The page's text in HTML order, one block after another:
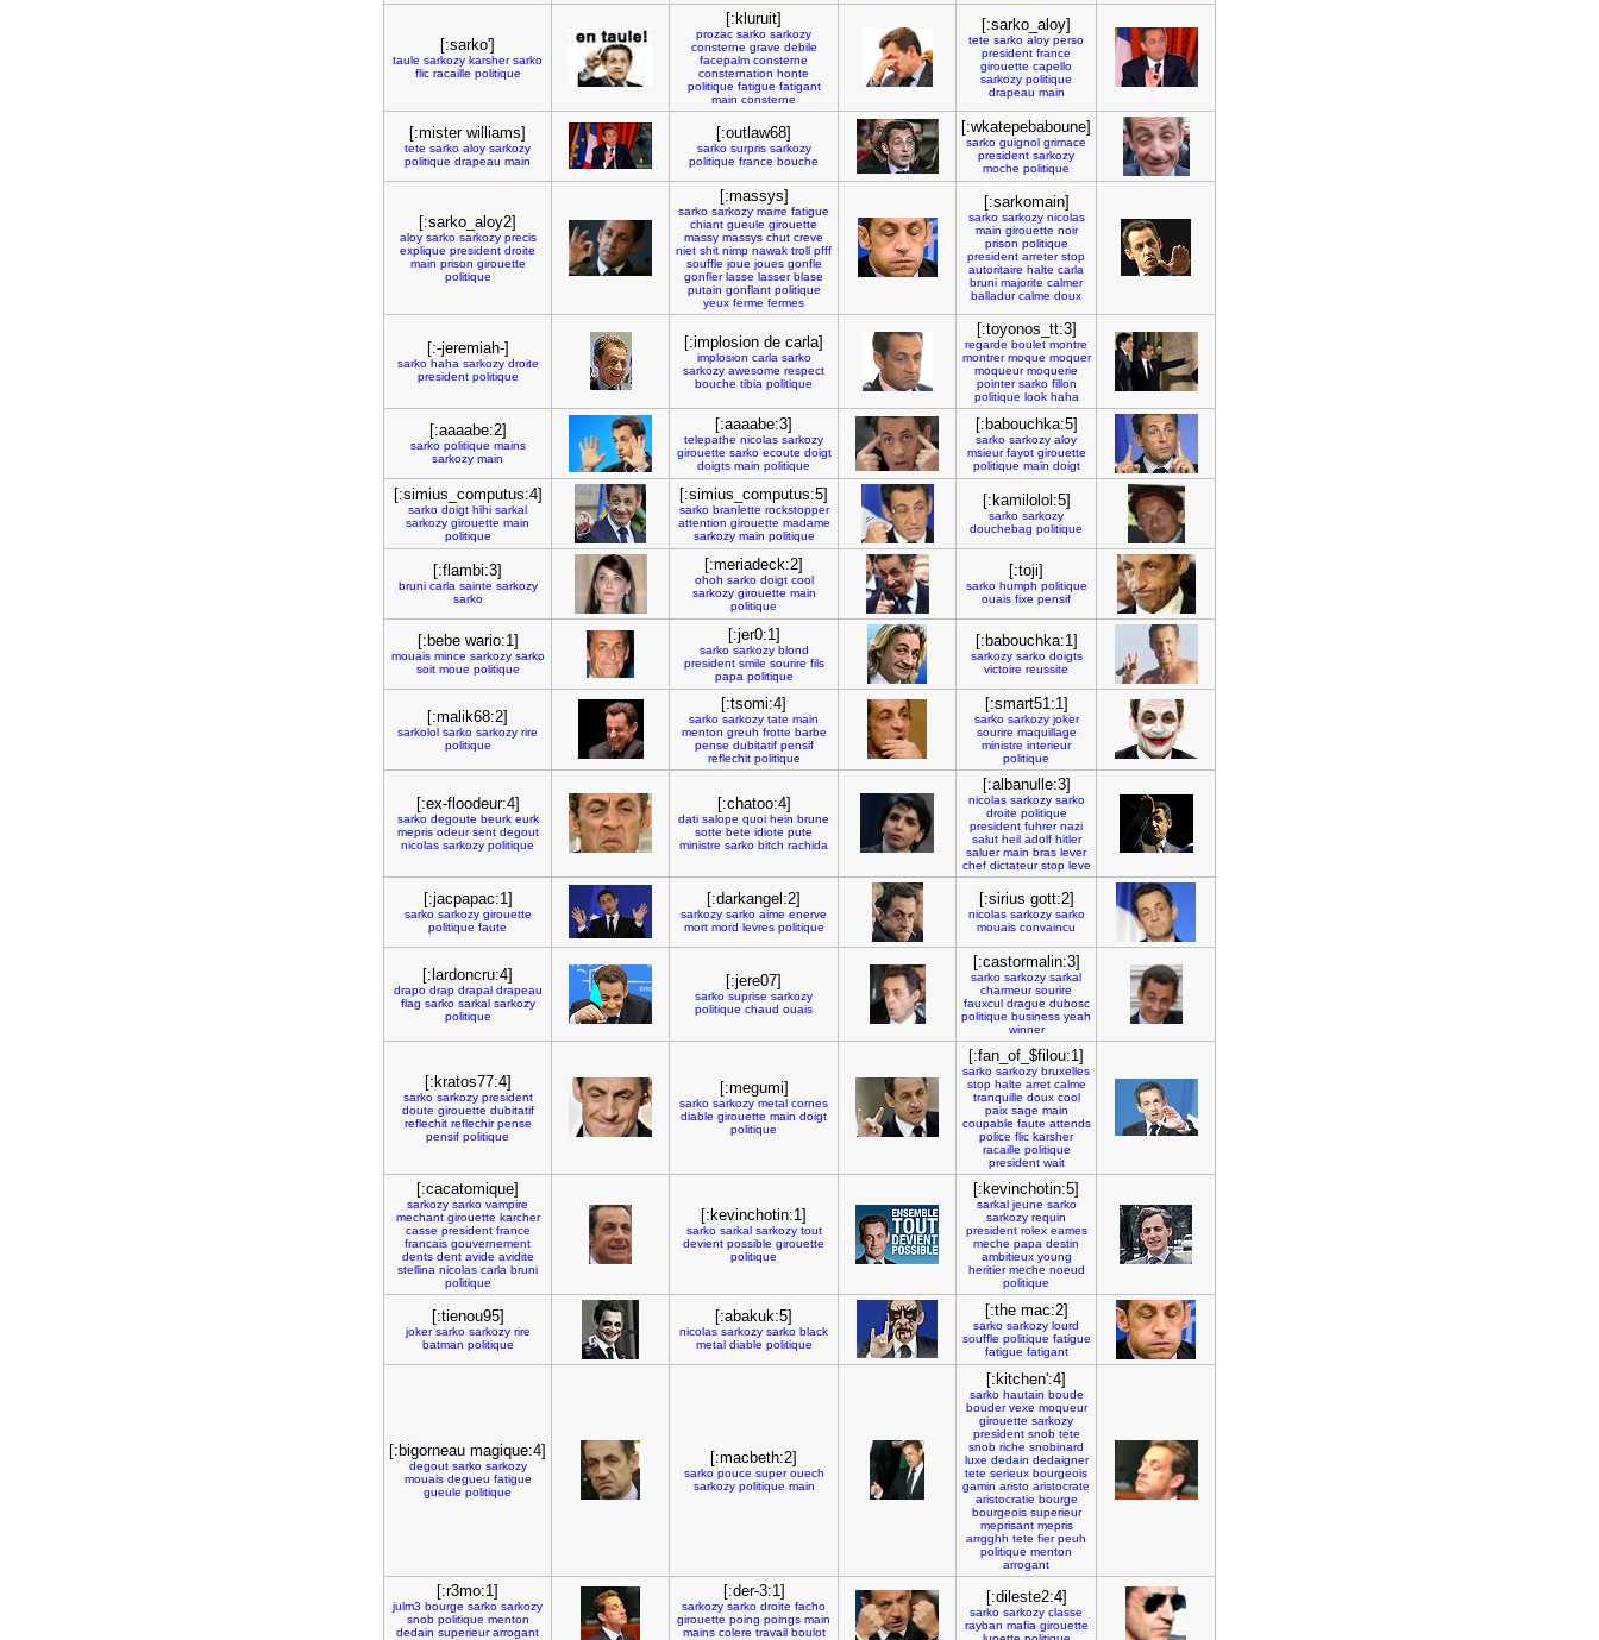
[:sarko']
taule sarkozy karsher sarko
flic racaille politique
[:kluruit]
prozac sarko sarkozy
consterne grave debile
facepalm consterne
consternation honte
politique fatigue fatigant
main consterne
[:sarko_aloy]
tete sarko aloy perso
president france
girouette capello
sarkozy politique
drapeau main
[:mister williams]
tete sarko aloy sarkozy
politique drapeau main
[:outlaw68]
sarko surpris sarkozy
politique france bouche
[:wkatepebaboune]
sarko guignol grimace
president sarkozy
moche politique
[:sarko_aloy2]
aloy sarko sarkozy precis
explique president droite
main prison girouette
politique
[:massys]
sarko sarkozy marre fatigue
chiant gueule girouette
massy massys chut creve
niet shit nimp nawak troll pfff
souffle joue joues gonfle
gonfler lasse lasser blase
putain gonflant politique
yeux ferme fermes
[:sarkomain]
sarko sarkozy nicolas
main girouette noir
prison politique
president arreter stop
autoritaire halte carla
bruni majorite calmer
balladur calme doux
[:-jeremiah-]
sarko haha sarkozy droite
president politique
[:implosion de carla]
implosion carla sarko
sarkozy awesome respect
bouche tibia politique
[:toyonos_tt:3]
regarde boulet montre
montrer moque moquer
moqueur moquerie
pointer sarko fillon
politique look haha
[:aaaabe:2]
sarko politique mains
sarkozy main
[:aaaabe:3]
telepathe nicolas sarkozy
girouette sarko ecoute doigt
doigts main politique
[:babouchka:5]
sarko sarkozy aloy
msieur fayot girouette
politique main doigt
[:simius_computus:4]
sarko doigt hihi sarkal
sarkozy girouette main
politique
[:simius_computus:5]
sarko branlette rockstopper
attention girouette madame
sarkozy main politique
[:kamilolol:5]
sarko sarkozy
douchebag politique
[:flambi:3]
bruni carla sainte sarkozy
sarko
[:meriadeck:2]
ohoh sarko doigt cool
sarkozy girouette main
politique
[:toji]
sarko humph politique
ouais fixe pensif
[:bebe wario:1]
mouais mince sarkozy sarko
soit moue politique
[:jer0:1]
sarko sarkozy blond
president smile sourire fils
papa politique
[:babouchka:1]
sarkozy sarko doigts
victoire reussite
[:malik68:2]
sarkolol sarko sarkozy rire
politique
[:tsomi:4]
sarko sarkozy tate main
menton greuh frotte barbe
pense dubitatif pensif
reflechit politique
[:smart51:1]
sarko sarkozy joker
sourire maquillage
ministre interieur
politique
[:ex-floodeur:4]
sarko degoute beurk eurk
mepris odeur sent degout
nicolas sarkozy politique
[:chatoo:4]
dati salope quoi hein brune
sotte bete idiote pute
ministre sarko bitch rachida
[:albanulle:3]
nicolas sarkozy sarko
droite politique
president fuhrer nazi
salut heil adolf hitler
saluer main bras lever
chef dictateur stop leve
[:jacpapac:1]
sarko sarkozy girouette
politique faute
[:darkangel:2]
sarkozy sarko aime enerve
mort mord levres politique
[:sirius gott:2]
nicolas sarkozy sarko
mouais convaincu
[:lardoncru:4]
drapo drap drapal drapeau
flag sarko sarkal sarkozy
politique
[:jere07]
sarko suprise sarkozy
politique chaud ouais
[:castormalin:3]
sarko sarkozy sarkal
charmeur sourire
fauxcul drague dubosc
politique business yeah
winner
[:kratos77:4]
sarko sarkozy president
doute girouette dubitatif
reflechit reflechir pense
pensif politique
[:megumi]
sarko sarkozy metal cornes
diable girouette main doigt
politique
[:fan_of_$filou:1]
sarko sarkozy bruxelles
stop halte arret calme
tranquille doux cool
paix sage main
coupable faute attends
police flic karsher
racaille politique
president wait
[:cacatomique]
sarkozy sarko vampire
mechant girouette karcher
casse president france
francais gouvernement
dents dent avide avidite
stellina nicolas carla bruni
politique
[:kevinchotin:1]
sarko sarkal sarkozy tout
devient possible girouette
politique
[:kevinchotin:5]
sarkal jeune sarko
sarkozy requin
president rolex eames
meche papa destin
ambitieux young
heritier meche noeud
politique
[:tienou95]
joker sarko sarkozy rire
batman politique
[:abakuk:5]
nicolas sarkozy sarko black
metal diable politique
[:the mac:2]
sarko sarkozy lourd
souffle politique fatigue
fatigue fatigant
[:bigorneau magique:4]
degout sarko sarkozy
mouais degueu fatigue
gueule politique
[:macbeth:2]
sarko pouce super ouech
sarkozy politique main
[:kitchen':4]
sarko hautain boude
bouder vexe moqueur
girouette sarkozy
president snob tete
snob riche snobinard
luxe dedain dedaigner
tete serieux bourgeois
gamin aristo aristocrate
aristocratie bourge
bourgeois superieur
meprisant mepris
arrgghh tete fier peuh
politique menton
arrogant
[:r3mo:1]
julm3 bourge sarko sarkozy
snob politique menton
dedain superieur arrogant
[:der-3:1]
sarkozy sarko droite facho
girouette poing poings main
mains colere travail boulot
[:dileste2:4]
sarko sarkozy classe
rayban mafia girouette